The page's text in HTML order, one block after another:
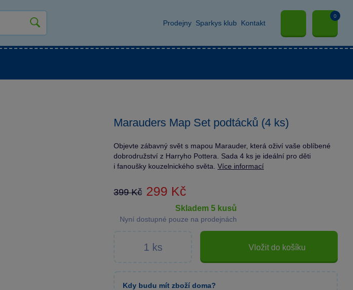
Prodejny Sparkys klub Kontakt
0
Marauders Map Set podtácků (4 ks)
Objevte zábavný svět s mapou Marauder, která oživí vaše oblíbené
dobrodružství z Harryho Pottera. Sada 4 ks je ideální pro děti
i fanoušky kouzelnického světa. Více informací
399 Kč 299 Kč
skladem 5 kusů
Nyní dostupné pouze na prodejnách
Vložit do košíku
Kdy budu mít zboží doma?